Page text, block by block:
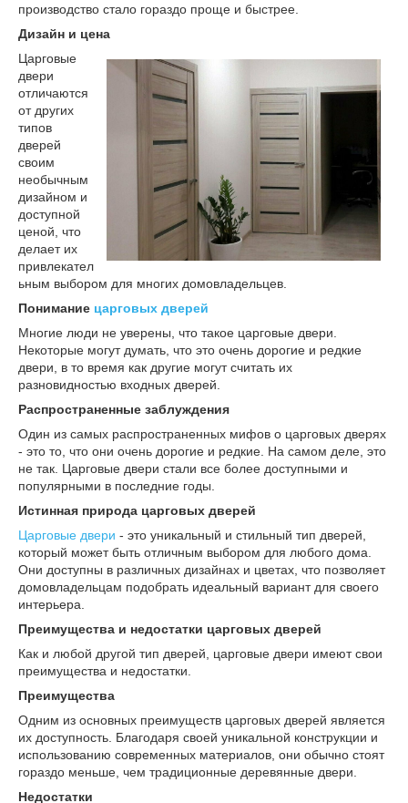
производство стало гораздо проще и быстрее.
Дизайн и цена
Царговые
двери
отличаются
от других
типов
дверей
своим
необычным
дизайном и
доступной
ценой, что
делает их
привлекател
ьным выбором для многих домовладельцев.
Понимание царговых дверей
Многие люди не уверены, что такое царговые двери.
Некоторые могут думать, что это очень дорогие и редкие
двери, в то время как другие могут считать их
разновидностью входных дверей.
Распространенные заблуждения
Один из самых распространенных мифов о царговых дверях
- это то, что они очень дорогие и редкие. На самом деле, это
не так. Царговые двери стали все более доступными и
популярными в последние годы.
Истинная природа царговых дверей
Царговые двери - это уникальный и стильный тип дверей,
который может быть отличным выбором для любого дома.
Они доступны в различных дизайнах и цветах, что позволяет
домовладельцам подобрать идеальный вариант для своего
интерьера.
Преимущества и недостатки царговых дверей
Как и любой другой тип дверей, царговые двери имеют свои
преимущества и недостатки.
Преимущества
Одним из основных преимуществ царговых дверей является
их доступность. Благодаря своей уникальной конструкции и
использованию современных материалов, они обычно стоят
гораздо меньше, чем традиционные деревянные двери.
Недостатки